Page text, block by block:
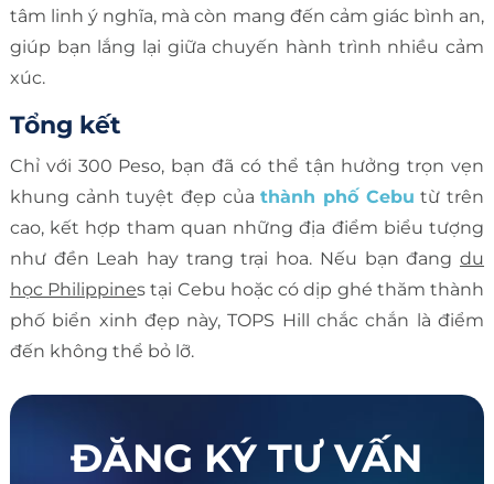
tâm linh ý nghĩa, mà còn mang đến cảm giác bình an,
giúp bạn lắng lại giữa chuyến hành trình nhiều cảm
xúc.
Tổng kết
Chỉ với 300 Peso, bạn đã có thể tận hưởng trọn vẹn
khung cảnh tuyệt đẹp củathành phố Cebu từ trên
cao, kết hợp tham quan những địa điểm biểu tượng
như đền Leah hay trang trại hoa. Nếu bạn đangdu
học Philippines tại Cebu hoặc có dịp ghé thăm thành
phố biển xinh đẹp này, TOPS Hill chắc chắn là điểm
đến không thể bỏ lỡ.
ĐĂNG KÝ TƯ VẤN